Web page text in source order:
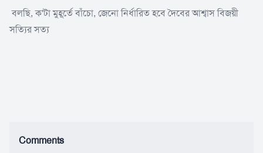
বলছি, ক'টা মুহূর্তে বাঁচো, জেনো নির্ধারিত হবে দৈবের আশ্বাস বিজয়ী
সত্যির সত্য
Comments